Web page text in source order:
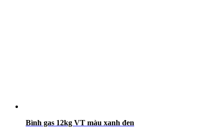
Bình gas 12kg VT màu xanh đen